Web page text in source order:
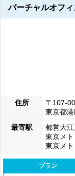
バーチャルオフ
住所
〒107-
東京都
最寄駅
都営大
東京メ
東京メ
プラン